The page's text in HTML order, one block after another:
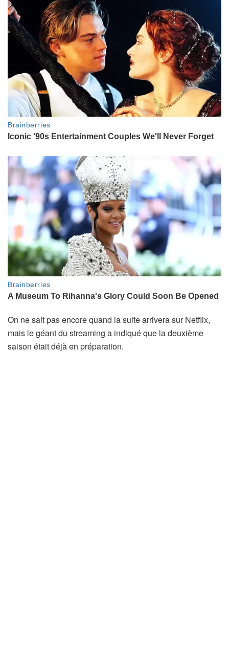
On ne sait pas encore quand la suite arrivera sur Netflix,
mais le géant du streaming a indiqué que la deuxième
saison était déjà en préparation.